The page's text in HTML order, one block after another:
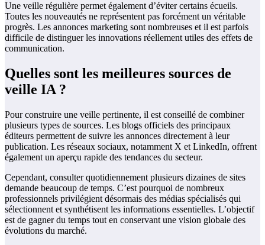
Une veille régulière permet également d’éviter certains écueils.
Toutes les nouveautés ne représentent pas forcément un véritable
progrès. Les annonces marketing sont nombreuses et il est parfois
difficile de distinguer les innovations réellement utiles des effets de
communication.
Quelles sont les meilleures sources de
veille IA ?
Pour construire une veille pertinente, il est conseillé de combiner
plusieurs types de sources. Les blogs officiels des principaux
éditeurs permettent de suivre les annonces directement à leur
publication. Les réseaux sociaux, notamment X et LinkedIn, offrent
également un aperçu rapide des tendances du secteur.
Cependant, consulter quotidiennement plusieurs dizaines de sites
demande beaucoup de temps. C’est pourquoi de nombreux
professionnels privilégient désormais des médias spécialisés qui
sélectionnent et synthétisent les informations essentielles. L’objectif
est de gagner du temps tout en conservant une vision globale des
évolutions du marché.